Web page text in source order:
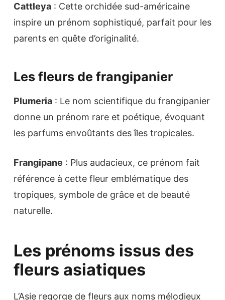
Cattleya : Cette orchidée sud-américaine
inspire un prénom sophistiqué, parfait pour les
parents en quête d’originalité.
Les fleurs de frangipanier
Plumeria : Le nom scientifique du frangipanier
donne un prénom rare et poétique, évoquant
les parfums envoûtants des îles tropicales.
Frangipane : Plus audacieux, ce prénom fait
référence à cette fleur emblématique des
tropiques, symbole de grâce et de beauté
naturelle.
Les prénoms issus des
fleurs asiatiques
L’Asie regorge de fleurs aux noms mélodieux